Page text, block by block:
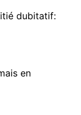
dubitatif:
en